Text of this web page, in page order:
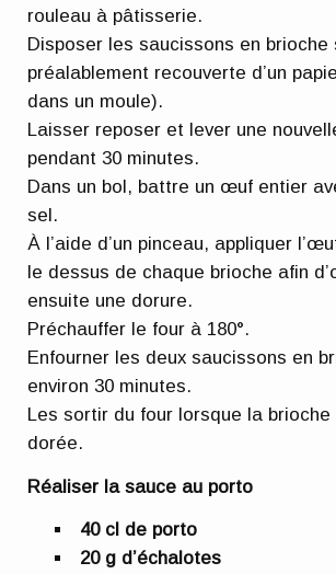
rouleau à pâtisserie.
Disposer les saucissons en brioche
préalablement recouverte d’un
dans un moule).
Laisser reposer et lever une
pendant 30 minutes.
Dans un bol, battre un œuf entier
sel.
À l’aide d’un pinceau, appliquer
le dessus de chaque brioche afin
ensuite une dorure.
Préchauffer le four à 180°.
Enfourner les deux saucissons en
environ 30 minutes.
Les sortir du four lorsque la brioche
dorée.
Réaliser la sauce au porto
40 cl de porto
20 g d’échalotes